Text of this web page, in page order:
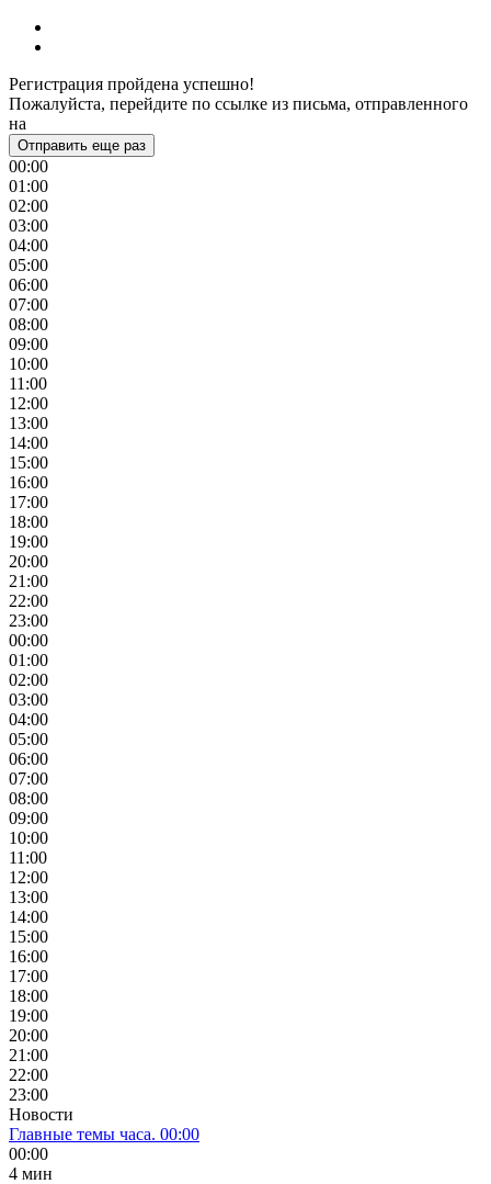
Регистрация пройдена успешно!
Пожалуйста, перейдите по ссылке из письма, отправленного
на
Отправить еще раз
00:00
01:00
02:00
03:00
04:00
05:00
06:00
07:00
08:00
09:00
10:00
11:00
12:00
13:00
14:00
15:00
16:00
17:00
18:00
19:00
20:00
21:00
22:00
23:00
00:00
01:00
02:00
03:00
04:00
05:00
06:00
07:00
08:00
09:00
10:00
11:00
12:00
13:00
14:00
15:00
16:00
17:00
18:00
19:00
20:00
21:00
22:00
23:00
Новости
Главные темы часа. 00:00
00:00
4 мин